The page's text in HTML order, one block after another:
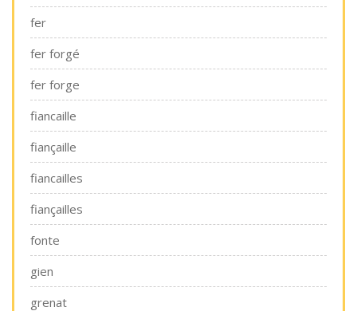
fer
fer forgé
fer forge
fiancaille
fiançaille
fiancailles
fiançailles
fonte
gien
grenat